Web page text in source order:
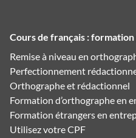
Cours de français :
Remise à niveau en
Perfectionnement
Orthographe et rédactionnel
Formation d’orthographe en
Formation étrangers en
Utilisez votre CPF